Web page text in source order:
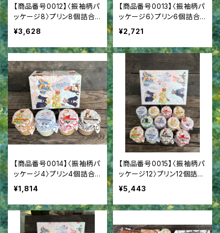
【商品番号0012】〈振袖柄パ
ッケージ8〉プリン8個詰合
せ 成人御祝 成人内祝
¥3,628
【商品番号0013】〈振袖柄パ
ッケージ6〉プリン6個詰合
せ 成人御祝 成人内祝
¥2,721
【商品番号0014】〈振袖柄パ
ッケージ4〉プリン4個詰合
せ 成人御祝 成人内祝
¥1,814
【商品番号0015】〈振袖柄パ
ッケージ12〉プリン12個詰合
せ 成人御祝 成人内祝
¥5,443